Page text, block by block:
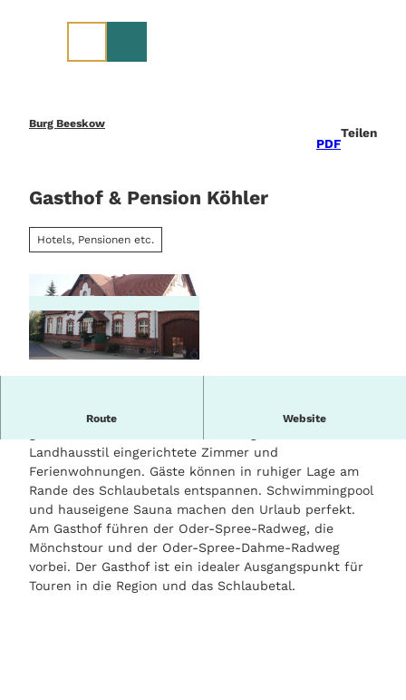
Burg Beeskow
PDF
Teilen
Gasthof & Pension Köhler
Hotels, Pensionen etc.
n
a
n
c
t
Route Website
Der Traditionsgasthof ist ein über viele Jahrhunderte
Landhausstil eingerichtete Zimmer und
Ferienwohnungen. Gäste können in ruhiger Lage am
Rande des Schlaubetals entspannen. Schwimmingpool
und hauseigene Sauna machen den Urlaub perfekt.
Am Gasthof führen der Oder-Spree-Radweg, die
Mönchstour und der Oder-Spree-Dahme-Radweg
vorbei. Der Gasthof ist ein idealer Ausgangspunkt für
Touren in die Region und das Schlaubetal.